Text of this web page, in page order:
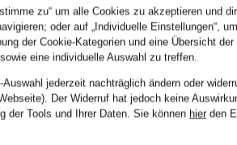
44,99 €
zu“ um alle Cookies zu akzeptieren und
oder auf „Individuelle Einstellungen“,
der Cookie-Kategorien und eine Übersicht
eine individuelle Auswahl zu treffen.
Auswahl jederzeit nachträglich ändern oder
Der Widerruf hat jedoch keine
der Tools und Ihrer Daten. Sie können hier den